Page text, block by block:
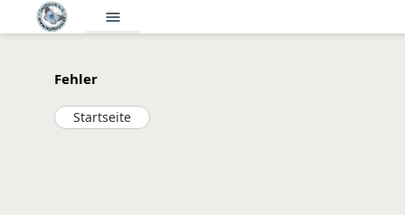
menu
Fehler
Startseite